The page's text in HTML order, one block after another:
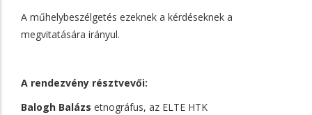
A műhelybeszélgetés ezeknek a kérdéseknek a
megvitatására irányul.
A rendezvény résztvevői:
Balogh Balázs etnográfus, az ELTE HTK